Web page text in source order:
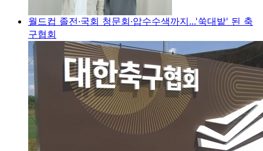
월드컵 졸전·국회 청문회·압수수색까지...'쑥대밭' 된 축
구협회